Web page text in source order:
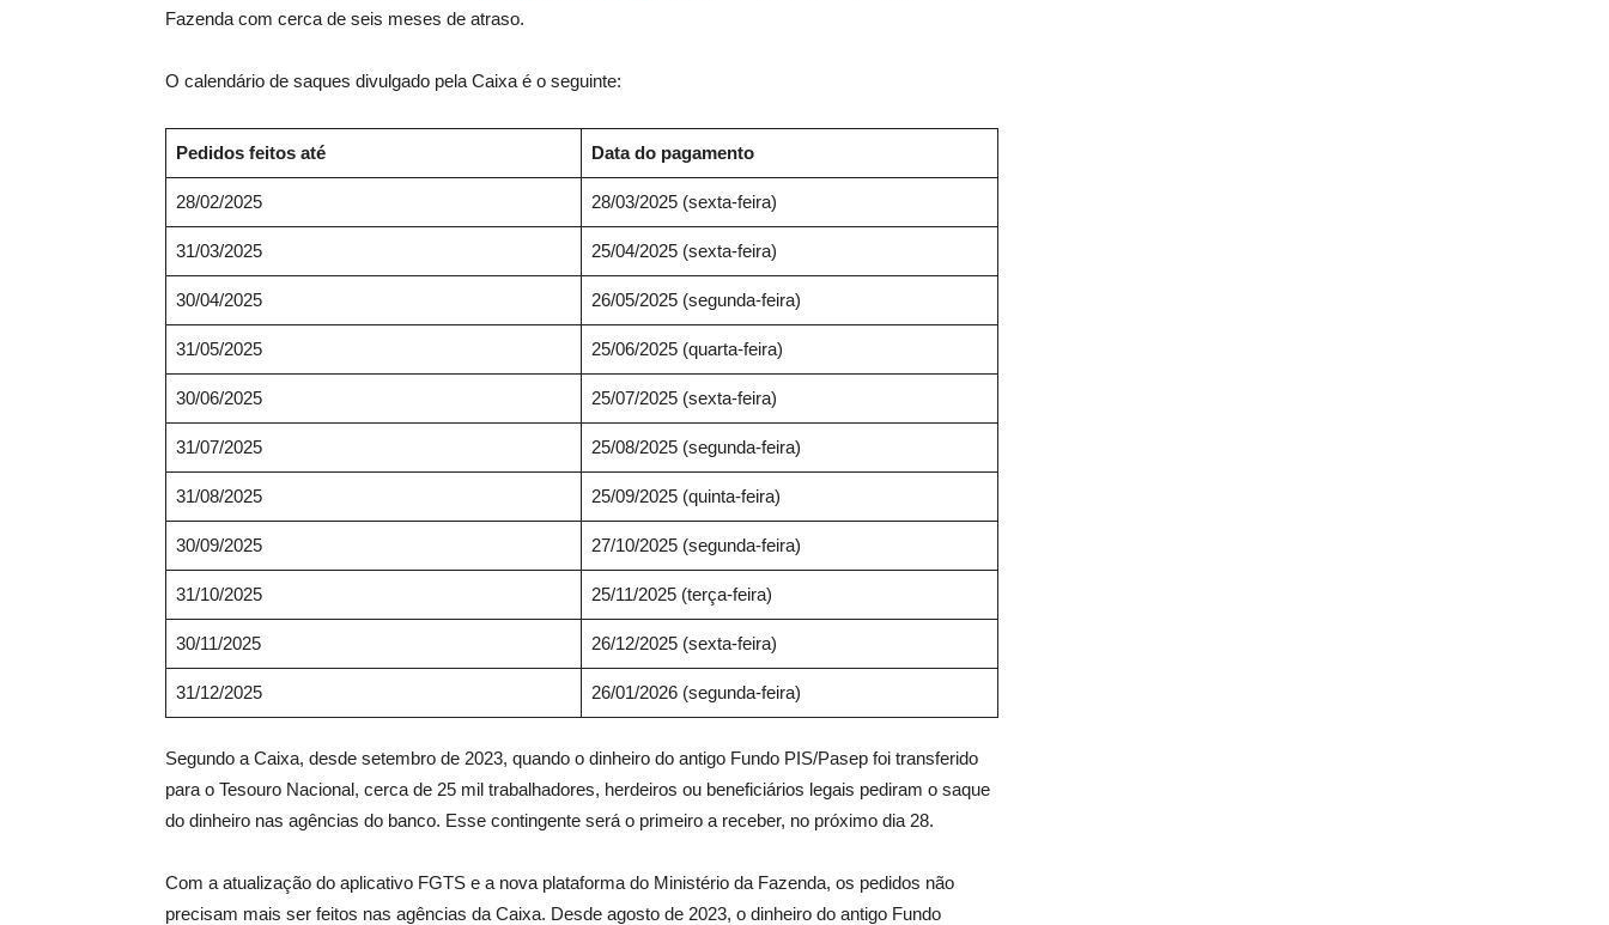
Fazenda com cerca de seis meses de atraso.
O calendário de saques divulgado pela Caixa é o seguinte:
Pedidos feitos até Data do pagamento
28/02/2025 28/03/2025 (sexta-feira)
31/03/2025 25/04/2025 (sexta-feira)
30/04/2025 26/05/2025 (segunda-feira)
31/05/2025 25/06/2025 (quarta-feira)
30/06/2025 25/07/2025 (sexta-feira)
31/07/2025 25/08/2025 (segunda-feira)
31/08/2025 25/09/2025 (quinta-feira)
30/09/2025 27/10/2025 (segunda-feira)
31/10/2025 25/11/2025 (terça-feira)
30/11/2025 26/12/2025 (sexta-feira)
31/12/2025 26/01/2026 (segunda-feira)
Segundo a Caixa, desde setembro de 2023, quando o dinheiro do antigo Fundo PIS/Pasep foi transferido
para o Tesouro Nacional, cerca de 25 mil trabalhadores, herdeiros ou beneficiários legais pediram o saque
do dinheiro nas agências do banco. Esse contingente será o primeiro a receber, no próximo dia 28.
Com a atualização do aplicativo FGTS e a nova plataforma do Ministério da Fazenda, os pedidos não
precisam mais ser feitos nas agências da Caixa. Desde agosto de 2023, o dinheiro do antigo Fundo